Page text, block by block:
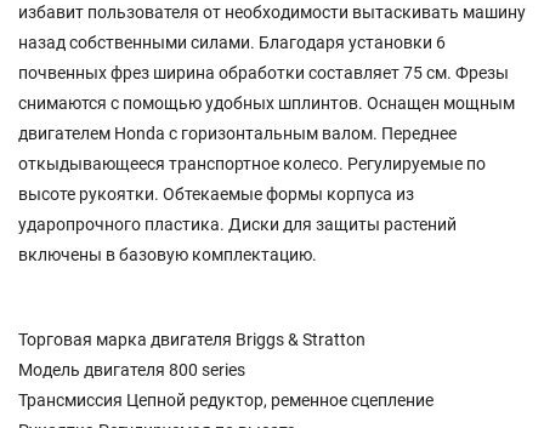
избавит пользователя от необходимости вытаскивать машину
назад собственными силами. Благодаря установки 6
почвенных фрез ширина обработки составляет 75 см. Фрезы
снимаются с помощью удобных шплинтов. Оснащен мощным
двигателем Honda c горизонтальным валом. Переднее
откыдывающееся транспортное колесо. Регулируемые по
высоте рукоятки. Обтекаемые формы корпуса из
ударопрочного пластика. Диски для защиты растений
включены в базовую комплектацию.
Торговая марка двигателя Briggs & Stratton
Модель двигателя 800 series
Трансмиссия Цепной редуктор, ременное сцепление